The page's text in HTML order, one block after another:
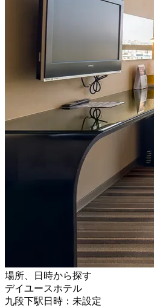
場所、日時から探す
デイユースホテル
九段下駅日時：未設定